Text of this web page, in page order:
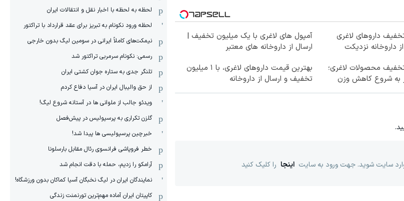
داروهای لاغری
داروخانه نزدیکت
آمپول های لاغری با یک میلیون تخفیف |
ارسال از داروخانه های معتبر
تخفیف محصولات لاغری؛
به شروع کاهش وزن
بهترین قیمت داروهای لاغری، با ۱ میلیون
تخفیف و ارسال از داروخانه‌
سایت شوید. جهت ورود به سایت اینجا را کلیک کنید
لحظه به لحظه با اخبار نقل و انتقالات ایران
لحظه ورود نکونام به تبریز برای عقد قرارداد با تراکتور
نیمکت‌های کاملاً ایرانی در سومین لیگ بدون خارجی
رسمی: نکونام سرمربی تراکتور شد
تلنگر جدی به ستاره جوان کشتی ایران
از حق والیبال ایران در آسیا دفاع کردم
ویدئو جالب از ملوانی ها در آستانه شروع لیگ!
گلزن تکراری به پرسپولیس در پیش‌فصل
خبرچین پرسپولیسی ها پیدا شد!
خطر فروپاشی فرانسوی رئال مقابل بارسلونا
آرامکو را زدیم، حمله با دقت انجام شد
نمایندگان ایران در لیگ نخبگان آسیا کماکان بدون ورزشگاه!
کاپیتان ایران آماده مهم‌ترین تورنمنت زندگی